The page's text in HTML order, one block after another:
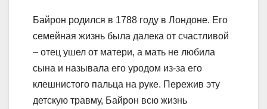
Байрон родился в 1788 году в Лондоне. Его
семейная жизнь была далека от счастливой
– отец ушел от матери, а мать не любила
сына и называла его уродом из-за его
клешнистого пальца на руке. Пережив эту
детскую травму, Байрон всю жизнь